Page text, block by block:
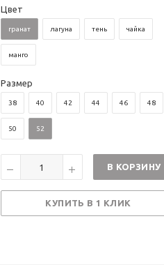
Цвет
гранат лагуна тень чайка
манго
Размер
38 40 42 44 46 48
50 52
В КОРЗИНУ
КУПИТЬ В 1 КЛИК